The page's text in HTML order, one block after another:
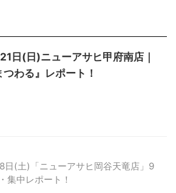
日(日)ニューアサヒ甲府南店｜
つわる』レポート！
日(土)「ニューアサヒ岡谷天竜店」9
集中レポート！